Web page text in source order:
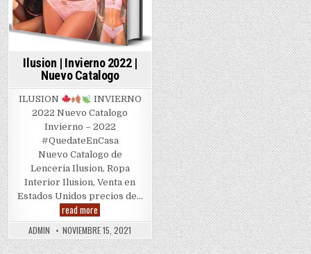
Ilusion | Invierno 2022 |
Nuevo Catalogo
ILUSION
INVIERNO
2022 Nuevo Catalogo
Invierno – 2022
#QuedateEnCasa
Nuevo Catalogo de
Lenceria Ilusion, Ropa
Interior Ilusion, Venta en
Estados Unidos precios de…
read more
|
Invierno
2022
|
ADMIN NOVIEMBRE 15, 2021